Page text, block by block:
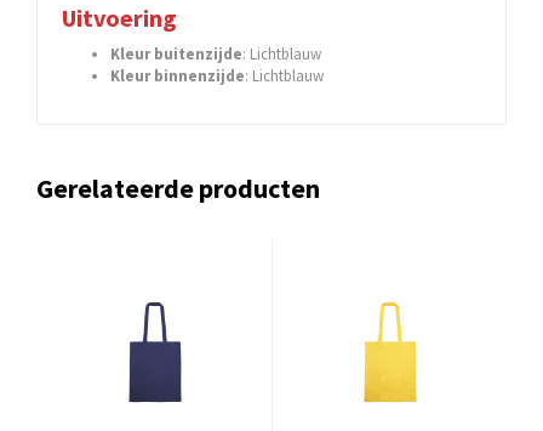
Uitvoering
Kleur buitenzijde: Lichtblauw
Kleur binnenzijde: Lichtblauw
Gerelateerde producten